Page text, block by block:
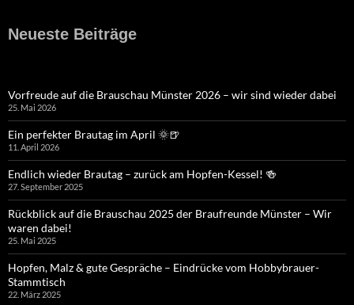
Neueste Beiträge
Vorfreude auf die Brauschau Münster 2026 – wir sind wieder dabei
25. Mai 2026
Ein perfekter Brautag im April 🌞🍺
11. April 2026
Endlich wieder Brautag – zurück am Hopfen-Kessel! 🍻
27. September 2025
Rückblick auf die Brauschau 2025 der Braufreunde Münster – Wir
waren dabei!
25. Mai 2025
Hopfen, Malz & gute Gespräche – Eindrücke vom Hobbybrauer-
Stammtisch
22. März 2025